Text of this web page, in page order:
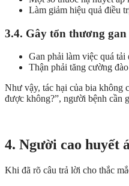
Làm giảm hiệu quả điều
3.4. Gây tổn thương
Gan phải làm việc quá tải
Thận phải tăng cường
Như vậy, tác hại của bia không
được không?”, người bệnh cần
4. Người cao huyết
Khi đã rõ câu trả lời cho thắc